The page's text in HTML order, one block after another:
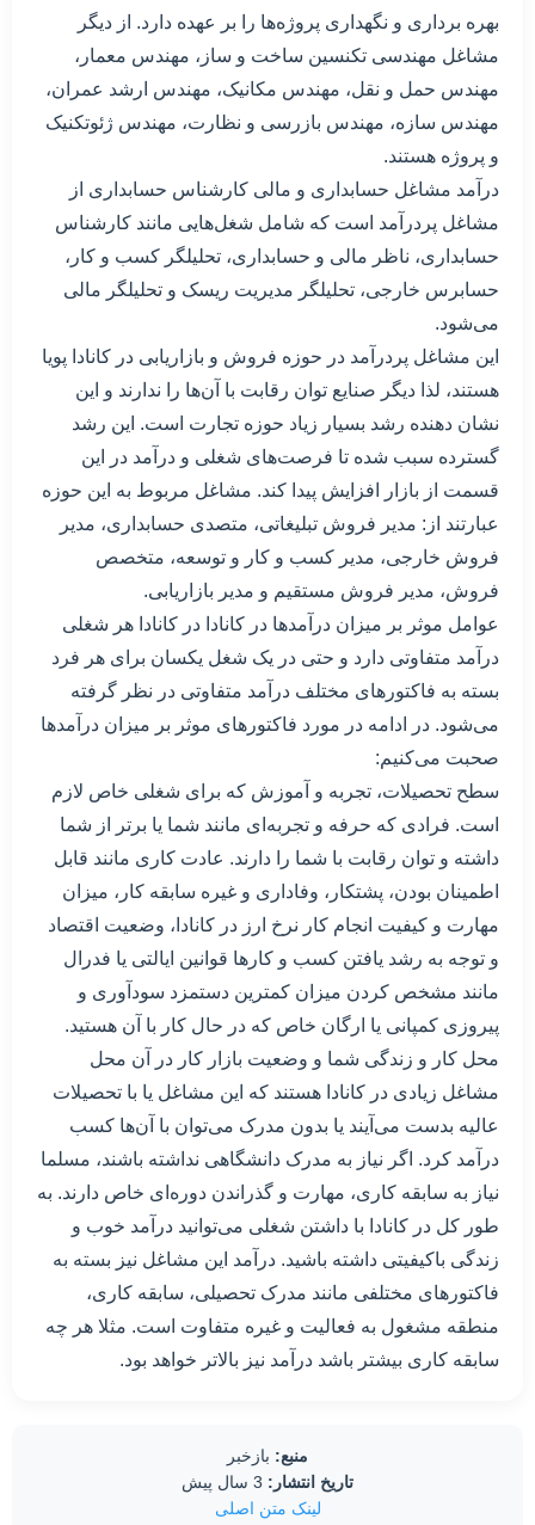
بهره برداری و نگهداری پروژه‌ها را بر عهده دارد. از دیگر
مشاغل مهندسی تکنسین ساخت و ساز، مهندس معمار،
مهندس حمل و نقل، مهندس مکانیک، مهندس ارشد عمران،
مهندس سازه، مهندس بازرسی و نظارت، مهندس ژئوتکنیک
و پروژه هستند.
درآمد مشاغل حسابداری و مالی کارشناس حسابداری از
مشاغل پردرآمد است که شامل شغل‌هایی مانند کارشناس
حسابداری، ناظر مالی و حسابداری، تحلیلگر کسب و کار،
حسابرس خارجی، تحلیلگر مدیریت ریسک و تحلیلگر مالی
می‌شود.
این مشاغل پردرآمد در حوزه فروش و بازاریابی در کانادا پویا
هستند، لذا دیگر صنایع توان رقابت با آن‌ها را ندارند و این
نشان دهنده رشد بسیار زیاد حوزه تجارت است. این رشد
گسترده سبب شده تا فرصت‌های شغلی و درآمد در این
قسمت از بازار افزایش پیدا کند. مشاغل مربوط به این حوزه
عبارتند از: مدیر فروش تبلیغاتی، متصدی حسابداری، مدیر
فروش خارجی، مدیر کسب و کار و توسعه، متخصص
فروش، مدیر فروش مستقیم و مدیر بازاریابی.
عوامل موثر بر میزان درآمدها در کانادا در کانادا هر شغلی
درآمد متفاوتی دارد و حتی در یک شغل یکسان برای هر فرد
بسته به فاکتورهای مختلف درآمد متفاوتی در نظر گرفته
می‌شود. در ادامه در مورد فاکتورهای موثر بر میزان درآمدها
صحبت می‌کنیم:
سطح تحصیلات، تجربه و آموزش که برای شغلی خاص لازم
است. فرادی که حرفه و تجربه‌ای مانند شما یا برتر از شما
داشته و توان رقابت با شما را دارند. عادت کاری مانند قابل
اطمینان بودن، پشتکار، وفاداری و غیره سابقه کار، میزان
مهارت و کیفیت انجام کار نرخ ارز در کانادا، وضعیت اقتصاد
و توجه به رشد یافتن کسب و کارها قوانین ایالتی یا فدرال
مانند مشخص کردن میزان کمترین دستمزد سودآوری و
پیروزی کمپانی یا ارگان خاص که در حال کار با آن هستید.
محل کار و زندگی شما و وضعیت بازار کار در آن محل
مشاغل زیادی در کانادا هستند که این مشاغل یا با تحصیلات
عالیه بدست می‌آیند یا بدون مدرک می‌توان با آن‌ها کسب
درآمد کرد. اگر نیاز به مدرک دانشگاهی نداشته باشند، مسلما
نیاز به سابقه کاری، مهارت و گذراندن دوره‌ای خاص دارند. به
طور کل در کانادا با داشتن شغلی می‌توانید درآمد خوب و
زندگی باکیفیتی داشته باشید. درآمد این مشاغل نیز بسته به
فاکتورهای مختلفی مانند مدرک تحصیلی، سابقه کاری،
منطقه مشغول به فعالیت و غیره متفاوت است. مثلا هر چه
سابقه کاری بیشتر باشد درآمد نیز بالاتر خواهد بود.
منبع: بازخبر
تاریخ انتشار:
لینک متن اصلی